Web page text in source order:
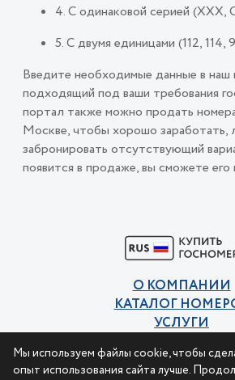
4. С одинаковой серией (ХХХ,
5. С двумя единицами (112, 114,
Введите необходимые данные в наш
подходящий под ваши требования
портал также можно продать
Москве, чтобы хорошо заработать,
забронировать отсутствующий
появится в продаже, вы сможете его
Мы используем файлы cookie, чтобы
опыт использования сайта лучше.
О КОМПАНИИ
КАТАЛОГ
УСЛУГИ
Политика